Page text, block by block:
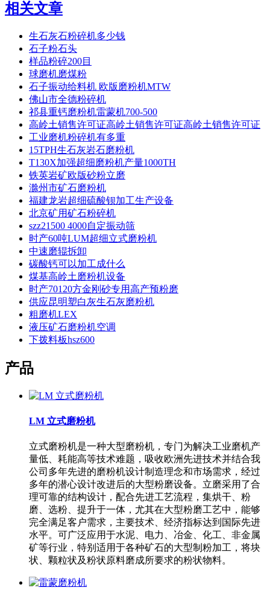
相关文章
生石灰石粉碎机多少钱
石子粉石头
样品粉碎200目
球磨机磨煤粉
石子振动给料机 欧版磨粉机MTW
佛山市全德粉碎机
祁县重钙磨粉机雷蒙机700-500
高岭土销售许可证高岭土销售许可证高岭土销售许可证
工业磨机粉碎机有多重
15TPH生石灰岩石磨粉机
T130X加强超细磨粉机产量1000TH
铁英岩矿欧版砂粉立磨
滁州市矿石磨粉机
福建龙岩超细硫酸钡加工生产设备
北京矿用矿石粉碎机
szz21500 4000自定振动筛
时产60吨LUM超细立式磨粉机
中速磨辊拆卸
碳酸钙可以加工成什么
煤基高岭土磨粉机设备
时产70120方金刚砂专用高产预粉磨
供应昆明塑白灰生石灰磨粉机
粗磨机LEX
液压矿石磨粉机空调
下拨料板hsz600
产品
LM 立式磨粉机
立式磨粉机是一种大型磨粉机，专门为解决工业磨机产
量低、耗能高等技术难题，吸收欧洲先进技术并结合我
公司多年先进的磨粉机设计制造理念和市场需求，经过
多年的潜心设计改进后的大型粉磨设备。立磨采用了合
理可靠的结构设计，配合先进工艺流程，集烘干、粉
磨、选粉、提升于一体，尤其在大型粉磨工艺中，能够
完全满足客户需求，主要技术、经济指标达到国际先进
水平。可广泛应用于水泥、电力、冶金、化工、非金属
矿等行业，特别适用于各种矿石的大型制粉加工，将块
状、颗粒状及粉状原料磨成所要求的粉状物料。